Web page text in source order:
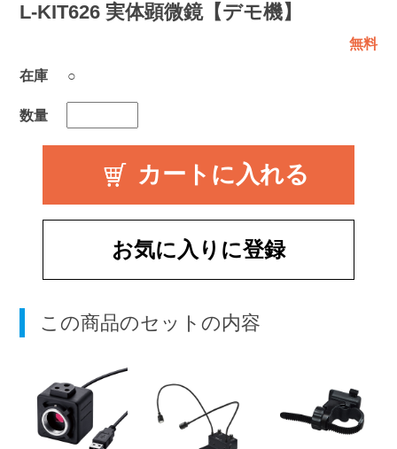
L-KIT626 実体顕微鏡【デモ機】
無料
在庫
○
数量
お気に入りに登録
この商品のセットの内容